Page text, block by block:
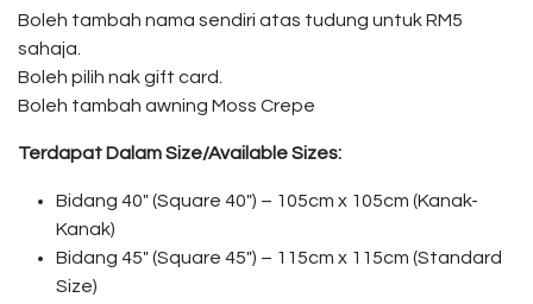
Boleh tambah nama sendiri atas tudung untuk RM5
sahaja.
Boleh pilih nak gift card.
Boleh tambah awning Moss Crepe
Terdapat Dalam Size/Available Sizes:
Bidang 40″ (Square 40″) – 105cm x 105cm (Kanak-
Kanak)
Bidang 45″ (Square 45″) – 115cm x 115cm (Standard
Size)